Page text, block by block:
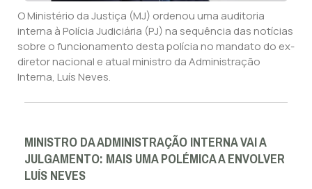
O Ministério da Justiça (MJ) ordenou uma auditoria
interna à Polícia Judiciária (PJ) na sequência das notícias
sobre o funcionamento desta polícia no mandato do ex-
diretor nacional e atual ministro da Administração
Interna, Luís Neves.
MINISTRO DA ADMINISTRAÇÃO INTERNA VAI A
JULGAMENTO: MAIS UMA POLÉMICA A ENVOLVER
LUÍS NEVES